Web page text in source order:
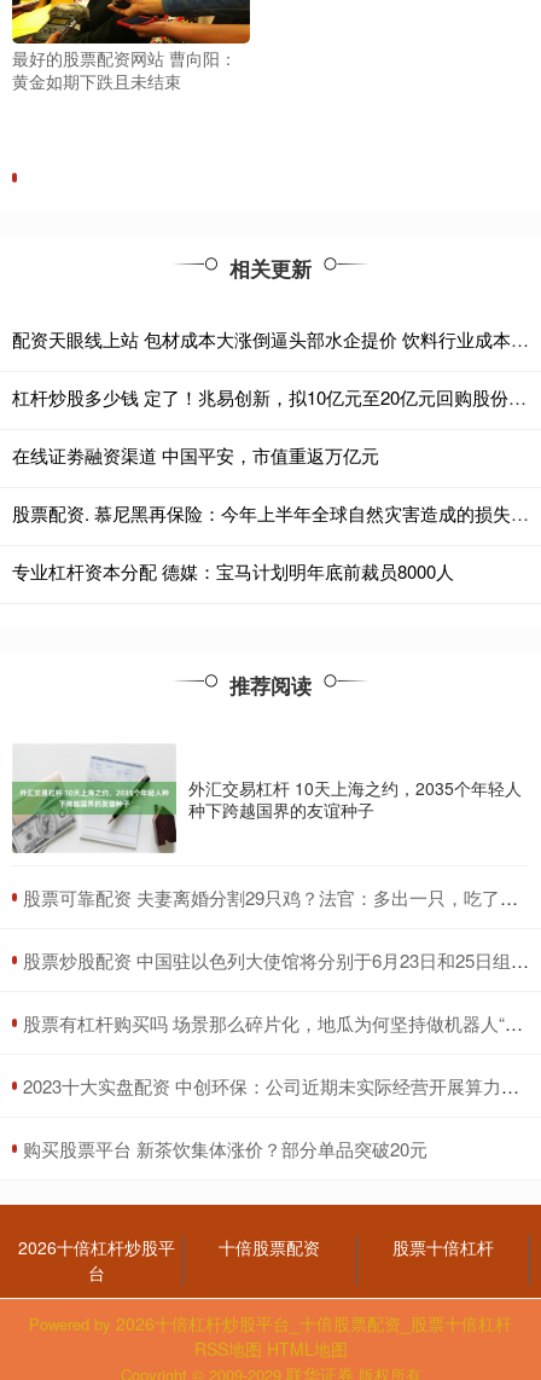
最好的股票配资网站 曹向阳：
黄金如期下跌且未结束
相关更新
配资天眼线上站 包材成本大涨倒逼头部水企提价 饮料行业成本压力再凸显
杠杆炒股多少钱 定了！兆易创新，拟10亿元至20亿元回购股份用于注销
在线证劵融资渠道 中国平安，市值重返万亿元
股票配资. 慕尼黑再保险：今年上半年全球自然灾害造成的损失估计近1120亿美元
专业杠杆资本分配 德媒：宝马计划明年底前裁员8000人
推荐阅读
外汇交易杠杆 10天上海之约，2035个年轻人
种下跨越国界的友谊种子
​股票可靠配资 夫妻离婚分割29只鸡？法官：多出一只，吃了再离
​股票炒股配资 中国驻以色列大使馆将分别于6月23日和25日组织两批撤离
​股票有杠杆购买吗 场景那么碎片化，地瓜为何坚持做机器人“通用底座”
​2023十大实盘配资 中创环保：公司近期未实际经营开展算力业务
​购买股票平台 新茶饮集体涨价？部分单品突破20元
2026十倍杠杆炒股平
台
十倍股票配资 股票十倍杠杆
Powered by 2026十倍杠杆炒股平台_十倍股票配资_股票十倍杠杆
RSS地图 HTML地图
Copyright © 2009-2029 联华证券 版权所有